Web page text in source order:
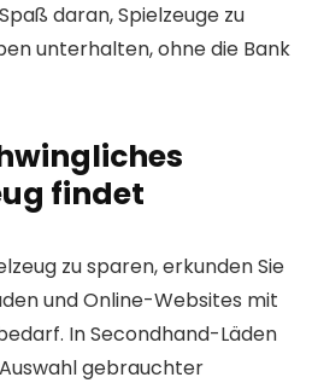
daran, Spielzeuge zu
unterhalten, ohne die Bank
findet
zu sparen, erkunden Sie
und Online-Websites mit
In Secondhand-Läden
gebrauchter